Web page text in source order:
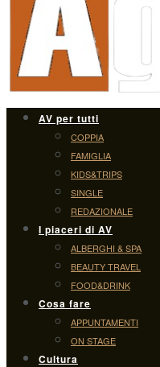
AV per tutti
COPPIA
FAMIGLIA
KIDS&TRIPS
SINGLE
REDAZIONALE
I piaceri di AV
ALBERGHI & SPA
BEAUTY TRAVEL
FOOD&DRINK
Cosa fare
APPUNTAMENTI
ON STAGE
Cultura